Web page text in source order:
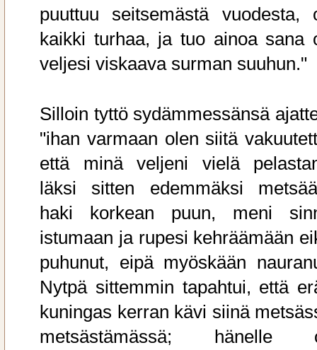
puuttuu seitsemästä vuodesta,
kaikki turhaa, ja tuo ainoa sana
veljesi viskaava surman suuhun."
Silloin tyttö sydämmessänsä
"ihan varmaan olen siitä
että minä veljeni vielä
läksi sitten edemmäksi
haki korkean puun, meni
istumaan ja rupesi kehräämään
puhunut, eipä myöskään
Nytpä sittemmin tapahtui, että
kuningas kerran kävi siinä
metsästämässä; hänelle